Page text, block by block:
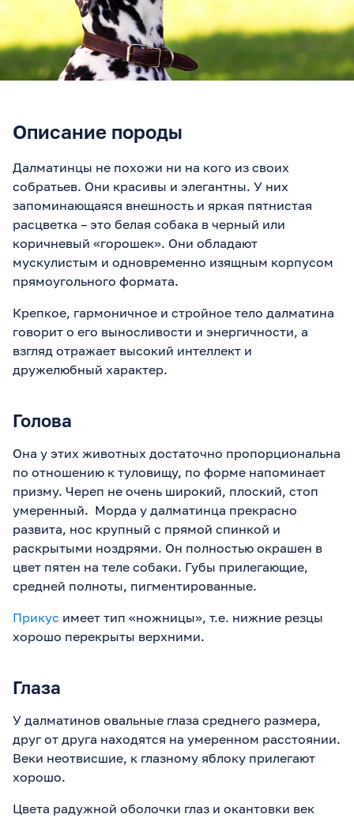
Описание породы
Далматинцы не похожи ни на кого из своих
собратьев. Они красивы и элегантны. У них
запоминающаяся внешность и яркая пятнистая
расцветка – это белая собака в черный или
коричневый «горошек». Они обладают
мускулистым и одновременно изящным корпусом
прямоугольного формата.
Крепкое, гармоничное и стройное тело далматина
говорит о его выносливости и энергичности, а
взгляд отражает высокий интеллект и
дружелюбный характер.
Голова
Она у этих животных достаточно пропорциональна
по отношению к туловищу, по форме напоминает
призму. Череп не очень широкий, плоский, стоп
умеренный. Морда у далматинца прекрасно
развита, нос крупный с прямой спинкой и
раскрытыми ноздрями. Он полностью окрашен в
цвет пятен на теле собаки. Губы прилегающие,
средней полноты, пигментированные.
Прикус имеет тип «ножницы», т.е. нижние резцы
хорошо перекрыты верхними.
Глаза
У далматинов овальные глаза среднего размера,
друг от друга находятся на умеренном расстоянии.
Веки неотвисшие, к глазному яблоку прилегают
хорошо.
Цвета радужной оболочки глаз и окантовки век